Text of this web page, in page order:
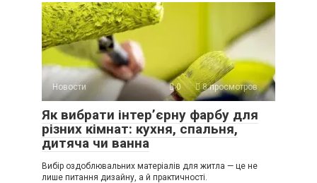
Новости 0 8 просмотров
Як вибрати інтер’єрну фарбу для
різних кімнат: кухня, спальня,
дитяча чи ванна
Вибір оздоблювальних матеріалів для житла — це не
лише питання дизайну, а й практичності.